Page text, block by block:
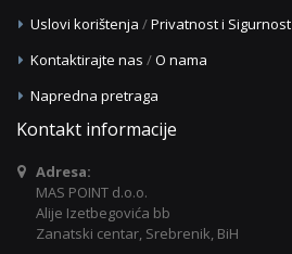
Uslovi korištenja /Privatnost i Sigurnost
Kontaktirajte nas /O nama
Napredna pretraga
Kontakt informacije
Adresa:
MAS POINT d.o.o.
Alije Izetbegovića bb
Zanatski centar, Srebrenik, BiH